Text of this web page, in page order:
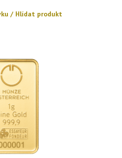
/ Hlídat produkt